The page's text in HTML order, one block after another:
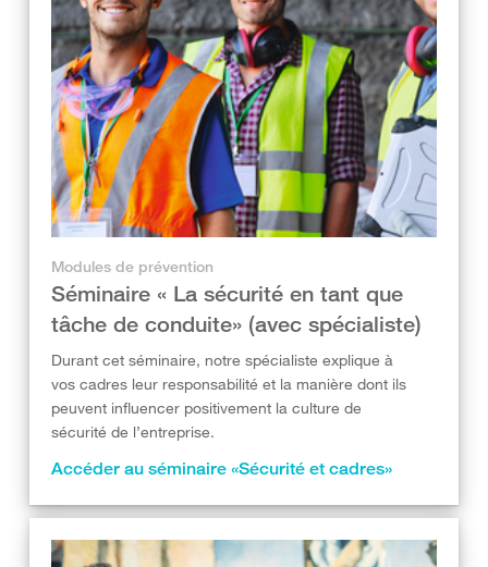
Modules de prévention
Séminaire « La sécurité en tant que
tâche de conduite» (avec spécialiste)
Durant cet séminaire, notre spécialiste explique à
vos cadres leur responsabilité et la manière dont ils
peuvent influencer positivement la culture de
sécurité de l’entreprise.
Accéder au séminaire «Sécurité et cadres»